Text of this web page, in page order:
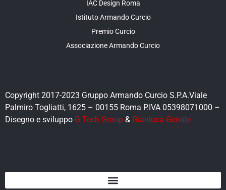
IAC Design Roma
Istituto Armando Curcio
Premio Curcio
Associazione Armando Curcio
Copyright 2017-2023 Gruppo Armando Curcio S.P.A.Viale
Palmiro Togliatti, 1625 – 00155 Roma P.IVA 05398071000 –
Disegno e sviluppo G Tech Group & Gianluca Gentile